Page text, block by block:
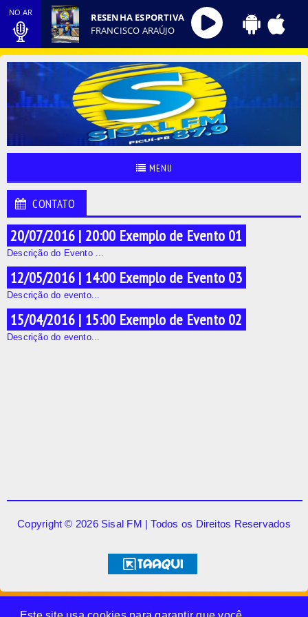
NO AR
RESENHA ESPORTIVA
FRANCISCO ARAÚJO
MENU
CONTATO
20/07/2016 | 20:00 Exemplo de Evento 01
Descrição do Evento ...
12/05/2016 | 14:00 Exemplo de Evento 03
Descrição do evento...
15/04/2016 | 15:00 Exemplo de Evento 02
Descrição do evento...
Copyright © 2026 Sisal FM | Todos os Direitos Reservados